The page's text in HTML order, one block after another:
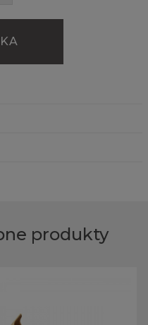
produkty